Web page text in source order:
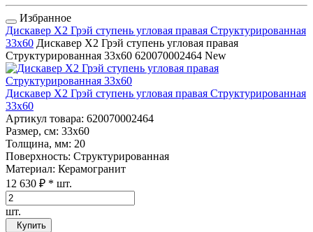
Избранное
Дискавер Х2 Грэй ступень угловая правая Структурированная
33x60 Дискавер Х2 Грэй ступень угловая правая
Структурированная 33x60 620070002464 New
Дискавер Х2 Грэй ступень угловая правая Структурированная
33x60
Артикул товара: 620070002464
Размер, см: 33x60
Толщина, мм: 20
Поверхность: Структурированная
Материал: Керамогранит
12 630 ₽ * шт.
шт.
Купить